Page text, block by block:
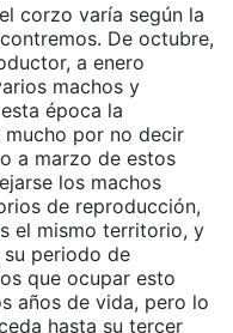
corzo varía según la
De octubre,
a enero
machos y
época la
por no decir
a marzo de estos
los machos
de reproducción,
el mismo territorio, y
su periodo de
que ocupar esto
años de vida, pero lo
hasta su tercer